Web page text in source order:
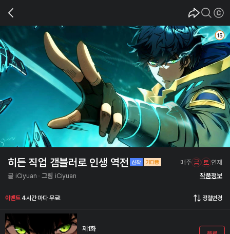
매주 금 토 연재
히든 직업 갬블러로 인생 역전
글 iCiyuan 그림 iCiyuan 작품정보
이벤트 4시간 마다 무료! 정렬변경
제1화